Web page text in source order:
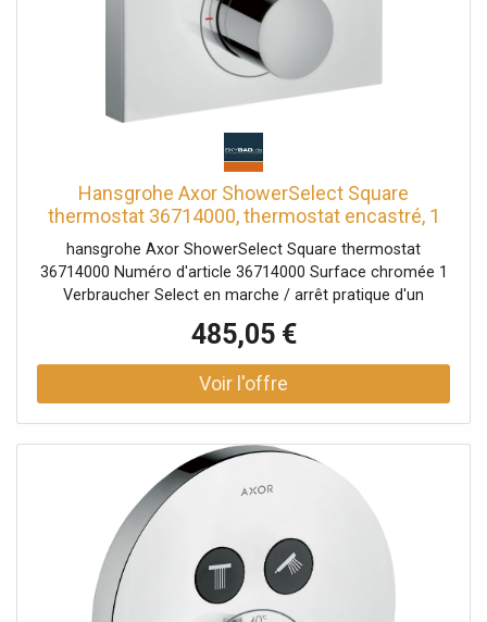
Hansgrohe Axor ShowerSelect Square
thermostat 36714000, thermostat encastré, 1
Verbraucher , chro
hansgrohe Axor ShowerSelect Square thermostat
36714000 Numéro d'article 36714000 Surface chromée 1
Verbraucher Select en marche / arrêt pratique d'un
à 40 ° C Débit: 26 l / min veuillez commander iBox
01800180 séparément - non inclus dans la livraison
485,05 €